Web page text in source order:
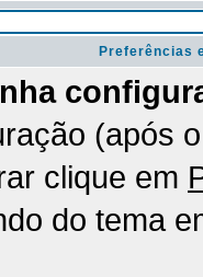
Preferências
(após
clique em
do tema